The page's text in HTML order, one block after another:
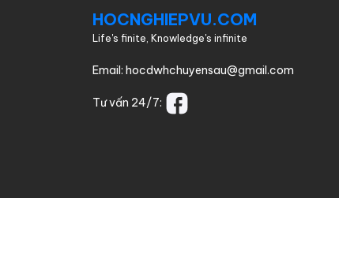
HOCNGHIEPVU.COM
Life's finite, Knowledge's infinite
Email: hocdwhchuyensau@gmail.com
Tư vấn 24/7: